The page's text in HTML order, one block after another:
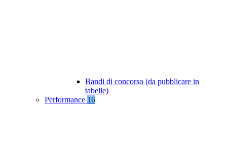
Bandi di concorso (da pubblicare in
tabelle)
Performance 16